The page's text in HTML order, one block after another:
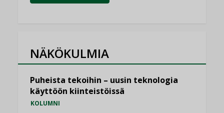
NÄKÖKULMIA
Puheista tekoihin – uusin teknologia
käyttöön kiinteistöissä
KOLUMNI